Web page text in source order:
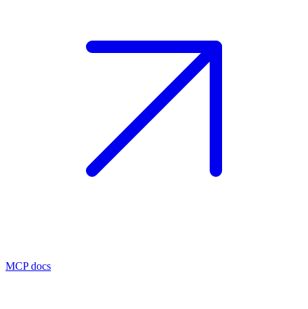
MCP docs